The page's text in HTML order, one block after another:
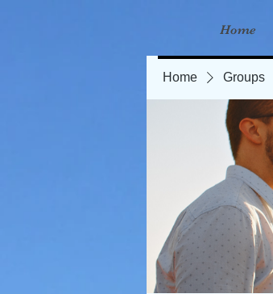
Home
Home Groups